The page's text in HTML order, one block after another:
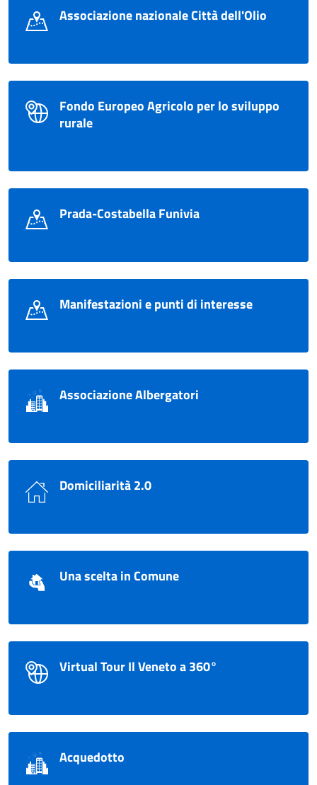
Associazione nazionale Città dell'Olio
Fondo Europeo Agricolo per lo sviluppo
rurale
Prada-Costabella Funivia
Manifestazioni e punti di interesse
Associazione Albergatori
Domiciliarità 2.0
Una scelta in Comune
Virtual Tour Il Veneto a 360°
Acquedotto